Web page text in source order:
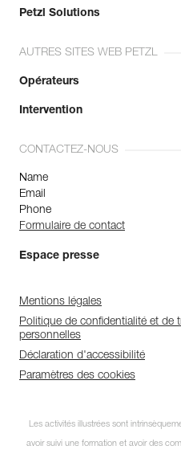
Petzl Solutions
AUTRES SITES WEB PETZL
Opérateurs
Intervention
CONTACTEZ-NOUS
Name
Email
Phone
Formulaire de contact
Espace presse
Mentions légales
Politique de confidentialité et de
personnelles
Déclaration d'accessibilité
Paramètres des cookies
Les activités illustrées sont
avoir suivi une formation et avoir des